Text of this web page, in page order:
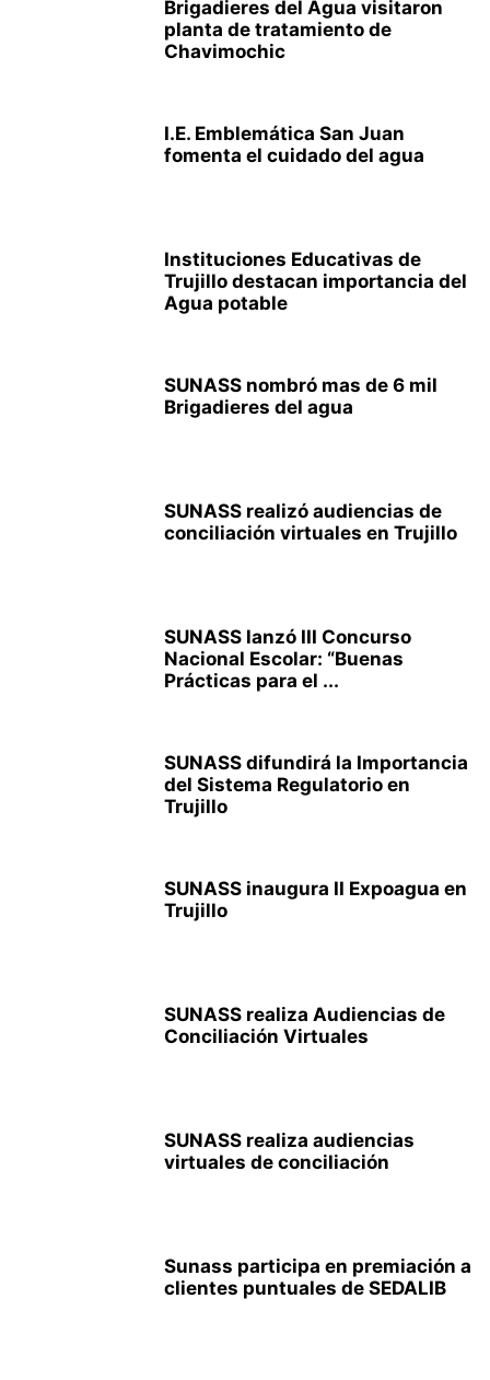
Brigadieres del Agua visitaron
planta de tratamiento de
Chavimochic
I.E. Emblemática San Juan
fomenta el cuidado del agua
Instituciones Educativas de
Trujillo destacan importancia del
Agua potable
SUNASS nombró mas de 6 mil
Brigadieres del agua
SUNASS realizó audiencias de
conciliación virtuales en Trujillo
SUNASS lanzó III Concurso
Nacional Escolar: “Buenas
Prácticas para el ...
SUNASS difundirá la Importancia
del Sistema Regulatorio en
Trujillo
SUNASS inaugura II Expoagua en
Trujillo
SUNASS realiza Audiencias de
Conciliación Virtuales
SUNASS realiza audiencias
virtuales de conciliación
Sunass participa en premiación a
clientes puntuales de SEDALIB